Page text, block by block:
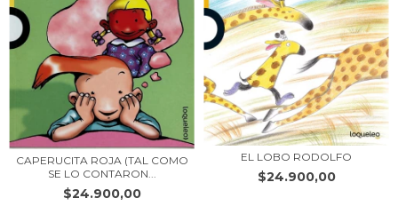
CAPERUCITA ROJA (TAL COMO
SE LO CONTARON...
$24.900,00
EL LOBO RODOLFO
$24.900,00